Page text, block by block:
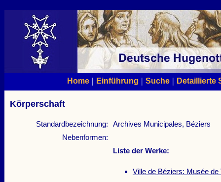
Home| Einführung | Suche| Detaillierte
Körperschaft
Standardbezeichnung:
Archives Municipales, Béziers
Nebenformen:
Liste der Werke:
Ville de Béziers: Musée